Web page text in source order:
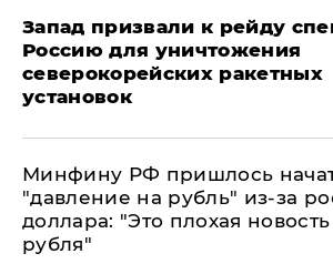
Запад призвали к рейду
Россию для уничтожения
северокорейских ракетных
установок
Минфину РФ пришлось
"давление на рубль" из-за
доллара: "Это плохая
рубля"